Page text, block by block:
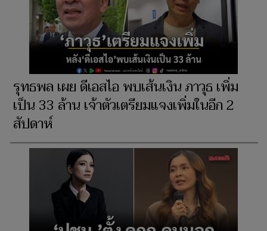
รุทธพล เผย ดีเอสไอ พบเส้นเงิน ภาวุธ เพิ่ม
เป็น 33 ล้าน เจ้าตัวเตรียมแจงเพิ่มในอีก 2
สัปดาห์